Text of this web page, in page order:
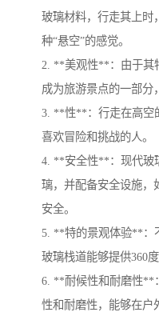
玻璃材料，行走其上时
种“悬空”的感觉。
2. **美观性**：由于其
成为旅游景点的一部分
3. **性**：行走在高空
喜欢冒险和挑战的人。
4. **安全性**：现代玻
璃，并配备安全设施，
安全。
5. **特的景观体验**：
玻璃栈道能够提供360
6. **耐候性和耐磨性**
性和耐磨性，能够在户